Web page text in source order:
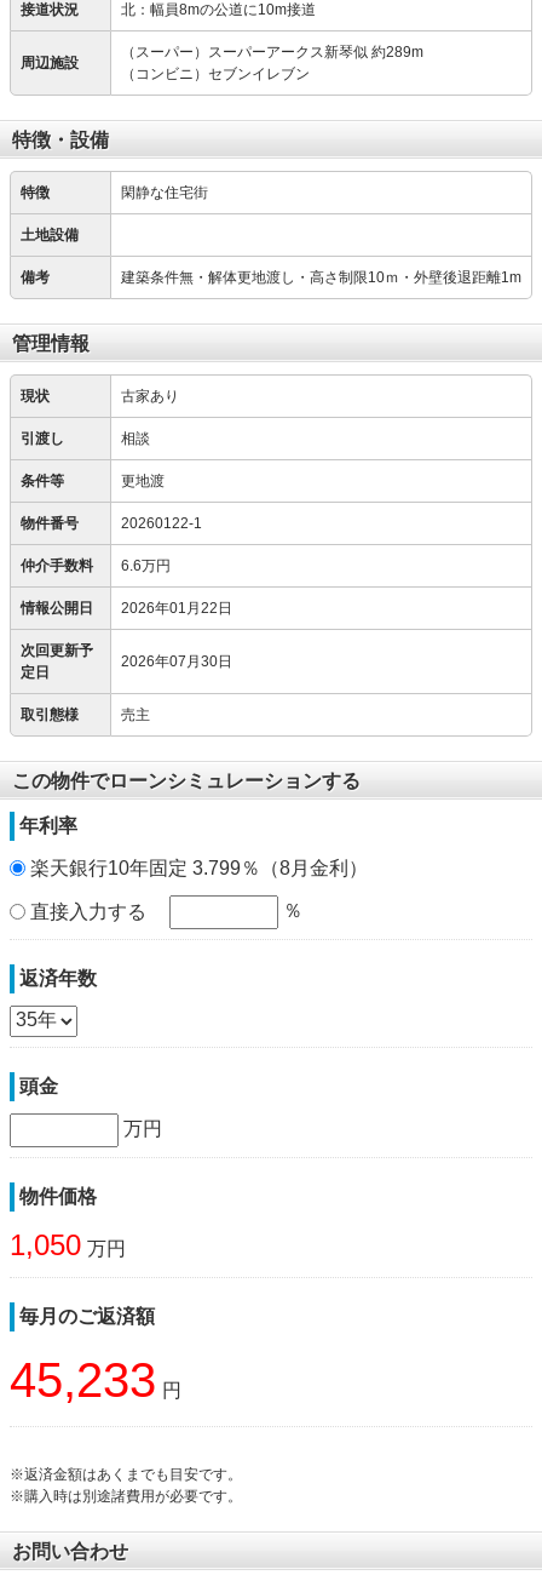
接道状況 北：幅員8mの公道に10m接道
周辺施設
（スーパー）スーパーアークス新琴似 約289m
（コンビニ）セブンイレブン
特徴・設備
特徴 閑静な住宅街
土地設備
備考 建築条件無・解体更地渡し・高さ制限10ｍ・外壁後退距離1m
管理情報
現状 古家あり
引渡し 相談
条件等 更地渡
物件番号 20260122-1
仲介手数料 6.6万円
情報公開日 2026年01月22日
次回更新予
定日
2026年07月30日
取引態様 売主
この物件でローンシミュレーションする
年利率
楽天銀行10年固定 3.799％（8月金利）
直接入力する ％
返済年数
頭金
万円
物件価格
1,050 万円
毎月のご返済額
45,233 円
※返済金額はあくまでも目安です。
※購入時は別途諸費用が必要です。
お問い合わせ